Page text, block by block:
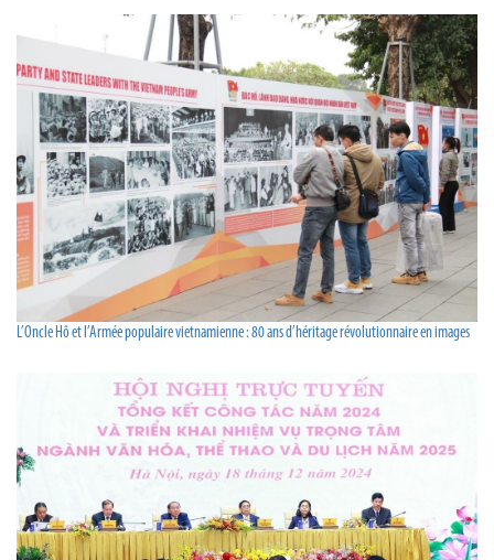
L’Oncle Hô et l’Armée populaire vietnamienne : 80 ans d’héritage révolutionnaire en images